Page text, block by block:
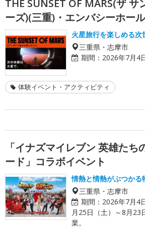
THE SUNSET OF MARS(ザ サ
ーズ)(三重)・エンバシーホール
火星旅行を楽しめる次
三重県・志摩市
期間： 2026年7月4
体験イベント・アクティビティ
「イナズマイレブン 英雄たち
ード」コラボイベント
情熱と情熱がぶつかる
三重県・志摩市
期間： 2026年7月4
月25日（土）～8月23
業。